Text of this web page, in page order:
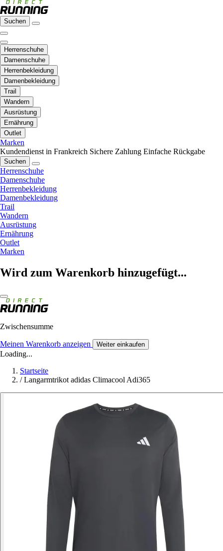
Suchen
Herrenschuhe
Damenschuhe
Herrenbekleidung
Damenbekleidung
Trail
Wandern
Ausrüstung
Ernährung
Outlet
Marken
Kundendienst in Frankreich Sichere Zahlung Einfache Rückgabe
Suchen
Herrenschuhe
Damenschuhe
Herrenbekleidung
Damenbekleidung
Trail
Wandern
Ausrüstung
Ernährung
Outlet
Marken
Wird zum Warenkorb hinzugefügt...
Zwischensumme
Meinen Warenkorb anzeigen Weiter einkaufen
Loading...
Startseite
/ Langarmtrikot adidas Climacool Adi365